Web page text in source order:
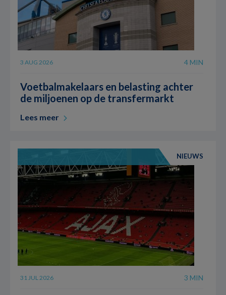
3 AUG 2026 4 MIN
Voetbalmakelaars en belasting achter
de miljoenen op de transfermarkt
Lees meer
NIEUWS
31 JUL 2026 3 MIN